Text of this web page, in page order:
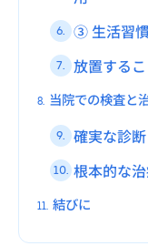
6. ③ 生活習
7. 放置する
8. 当院での検査と
9. 確実な診
10. 根本的な
11. 結びに